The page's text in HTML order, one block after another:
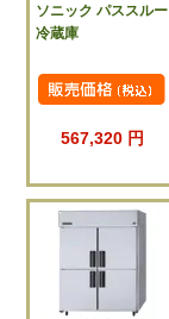
ソニック パススルー
冷蔵庫
567,320 円